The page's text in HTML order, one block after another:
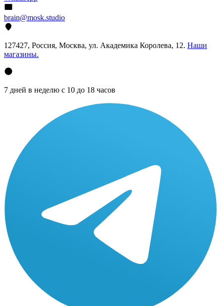
brain@mosk.studio
127427, Россия, Москва, ул. Академика Королева, 12. Наши
магазины.
7 дней в неделю с 10 до 18 часов